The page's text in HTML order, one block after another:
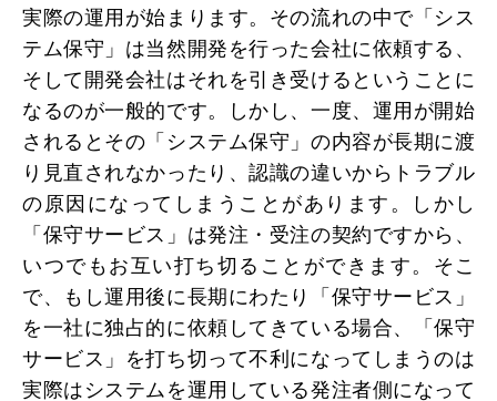
実際の運用が始まります。その流れの中で「シス
テム保守」は当然開発を行った会社に依頼する、
そして開発会社はそれを引き受けるということに
なるのが一般的です。しかし、一度、運用が開始
されるとその「システム保守」の内容が長期に渡
り見直されなかったり、認識の違いからトラブル
の原因になってしまうことがあります。しかし
「保守サービス」は発注・受注の契約ですから、
いつでもお互い打ち切ることができます。そこ
で、もし運用後に長期にわたり「保守サービス」
を一社に独占的に依頼してきている場合、「保守
サービス」を打ち切って不利になってしまうのは
実際はシステムを運用している発注者側になって